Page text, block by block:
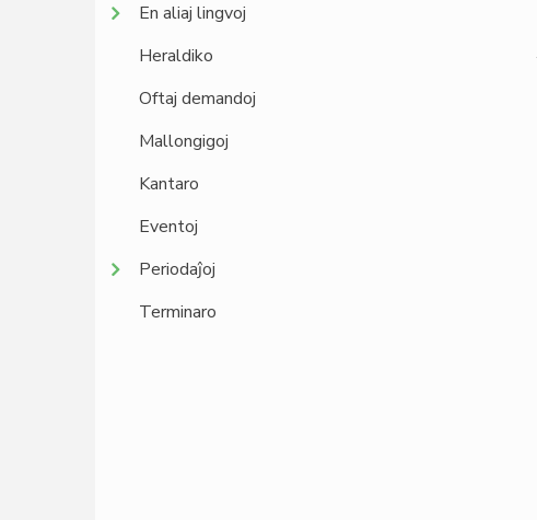
En aliaj lingvoj
Heraldiko
Oftaj demandoj
Mallongigoj
Kantaro
Eventoj
Periodaĵoj
Terminaro